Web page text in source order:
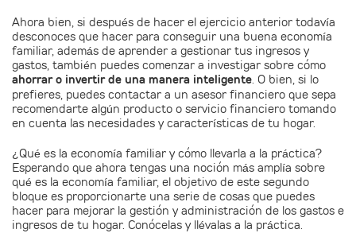
Ahora bien, si después de hacer el ejercicio anterior todavía
desconoces que hacer para conseguir una buena economía
familiar, además de aprender a gestionar tus ingresos y
gastos, también puedes comenzar a investigar sobre cómo
ahorrar o invertir de una manera inteligente. O bien, si lo
prefieres, puedes contactar a un asesor financiero que sepa
recomendarte algún producto o servicio financiero tomando
en cuenta las necesidades y características de tu hogar.
¿Qué es la economía familiar y cómo llevarla a la práctica?
Esperando que ahora tengas una noción más amplía sobre
qué es la economía familiar, el objetivo de este segundo
bloque es proporcionarte una serie de cosas que puedes
hacer para mejorar la gestión y administración de los gastos e
ingresos de tu hogar. Conócelas y llévalas a la práctica.